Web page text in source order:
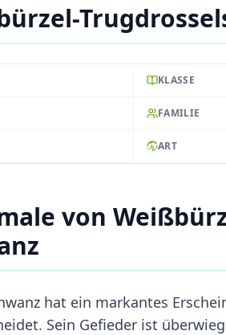
KLASSE
FAMILIE
ART
von
hat ein markantes
Sein Gefieder ist